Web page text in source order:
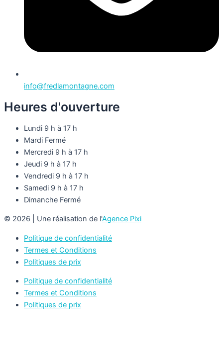
info@fredlamontagne.com
Heures d'ouverture
Lundi 9 h à 17 h
Mardi Fermé
Mercredi 9 h à 17 h
Jeudi 9 h à 17 h
Vendredi 9 h à 17 h
Samedi 9 h à 17 h
Dimanche Fermé
© 2026 | Une réalisation de l'Agence Pixi
Politique de confidentialité
Termes et Conditions
Politiques de prix
Politique de confidentialité
Termes et Conditions
Politiques de prix